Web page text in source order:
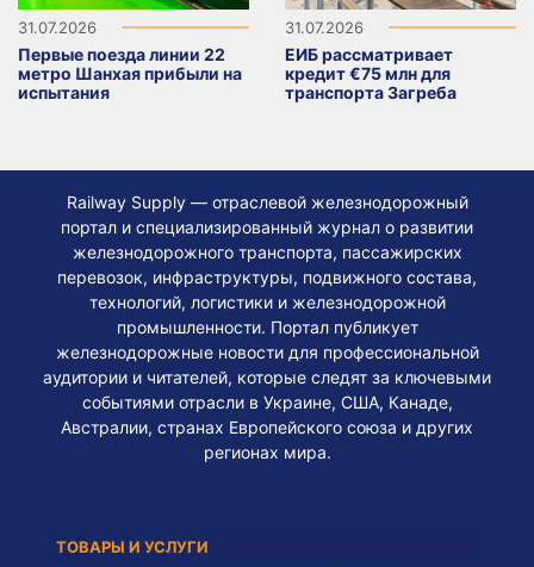
31.07.2026
Первые поезда линии 22
метро Шанхая прибыли на
испытания
31.07.2026
ЕИБ рассматривает
кредит €75 млн для
транспорта Загреба
Railway Supply — отраслевой железнодорожный
портал и специализированный журнал о развитии
железнодорожного транспорта, пассажирских
перевозок, инфраструктуры, подвижного состава,
технологий, логистики и железнодорожной
промышленности. Портал публикует
железнодорожные новости для профессиональной
аудитории и читателей, которые следят за ключевыми
событиями отрасли в Украине, США, Канаде,
Австралии, странах Европейского союза и других
регионах мира.
ТОВАРЫ И УСЛУГИ